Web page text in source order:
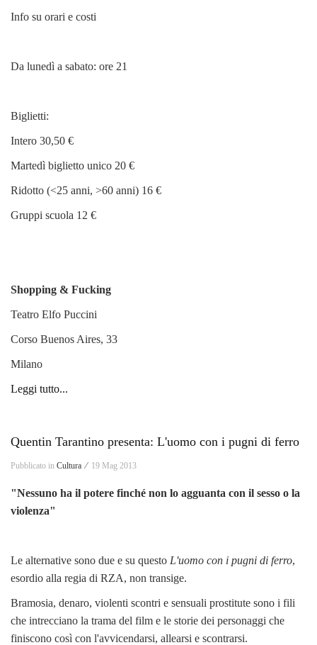
Info su orari e costi
Da lunedì a sabato: ore 21
Biglietti:
Intero 30,50 €
Martedì biglietto unico 20 €
Ridotto (<25 anni, >60 anni) 16 €
Gruppi scuola 12 €
Shopping & Fucking
Teatro Elfo Puccini
Corso Buenos Aires, 33
Milano
Leggi tutto...
Quentin Tarantino presenta: L'uomo con i pugni di ferro
Pubblicato in Cultura ⁄ 19 Mag 2013
"Nessuno ha il potere finché non lo agguanta con il sesso o la
violenza"
Le alternative sono due e su questo L'uomo con i pugni di ferro,
esordio alla regia di RZA, non transige.
Bramosia, denaro, violenti scontri e sensuali prostitute sono i fili
che intrecciano la trama del film e le storie dei personaggi che
finiscono così con l'avvicendarsi, allearsi e scontrarsi.